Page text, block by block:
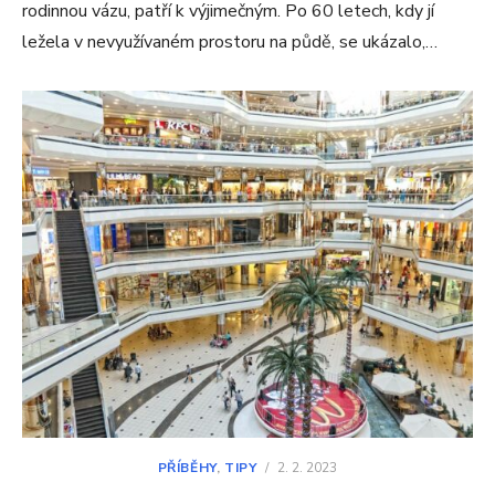
rodinnou vázu, patří k výjimečným. Po 60 letech, kdy jí
ležela v nevyužívaném prostoru na půdě, se ukázalo,…
PŘÍBĚHY, TIPY / 2. 2. 2023